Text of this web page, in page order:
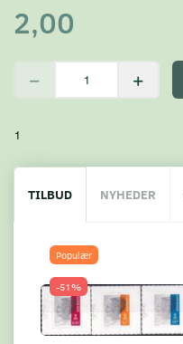
2,00
1
TILBUD NYHEDER
Populær
-51%